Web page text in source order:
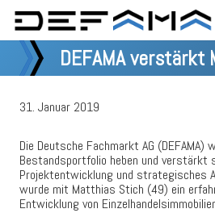
DEFAMA verstärkt
31. Januar 2019
Die Deutsche Fachmarkt AG
Bestandsportfolio heben und verstärkt
Projektentwicklung und strategisches
wurde mit Matthias Stich (49) ein
Entwicklung von